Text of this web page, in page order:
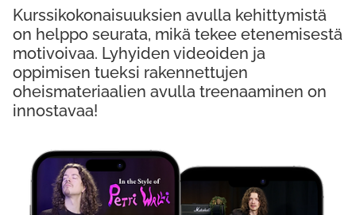
Kurssikokonaisuuksien avulla kehittymistä
on helppo seurata, mikä tekee etenemisestä
motivoivaa. Lyhyiden videoiden ja
oppimisen tueksi rakennettujen
oheismateriaalien avulla treenaaminen on
innostavaa!